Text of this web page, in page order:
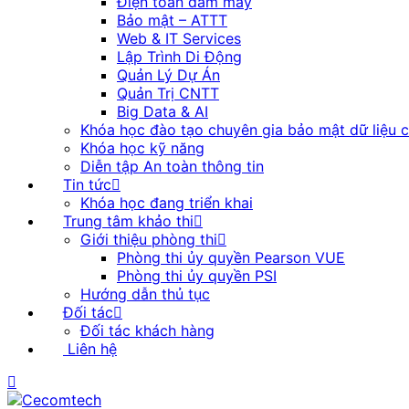
Bảo mật – ATTT
Web & IT Services
Lập Trình Di Động
Quản Lý Dự Án
Quản Trị CNTT
Big Data & AI
Khóa học đào tạo chuyên gia bảo mật dữ liệu
Khóa học kỹ năng
Diễn tập An toàn thông tin
Tin tức
Khóa học đang triển khai
Trung tâm khảo thi
Giới thiệu phòng thi
Phòng thi ủy quyền Pearson VUE
Phòng thi ủy quyền PSI
Hướng dẫn thủ tục
Đối tác
Đối tác khách hàng
Liên hệ